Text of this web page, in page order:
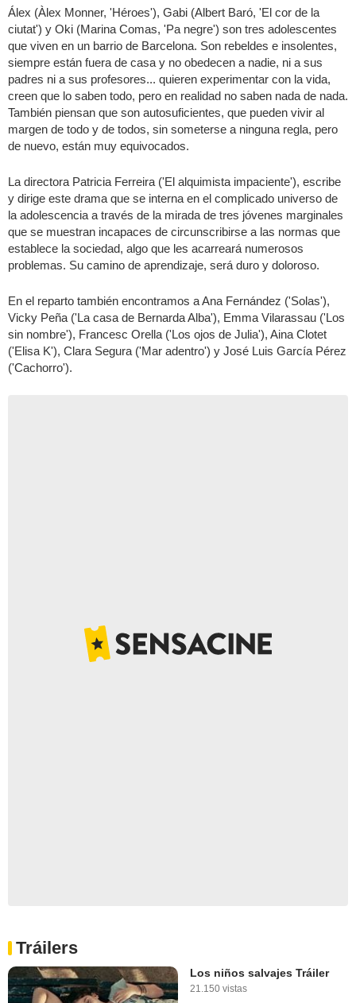
Álex (Àlex Monner, 'Héroes'), Gabi (Albert Baró, 'El cor de la
ciutat') y Oki (Marina Comas, 'Pa negre') son tres adolescentes
que viven en un barrio de Barcelona. Son rebeldes e insolentes,
siempre están fuera de casa y no obedecen a nadie, ni a sus
padres ni a sus profesores... quieren experimentar con la vida,
creen que lo saben todo, pero en realidad no saben nada de nada.
También piensan que son autosuficientes, que pueden vivir al
margen de todo y de todos, sin someterse a ninguna regla, pero
de nuevo, están muy equivocados.
La directora Patricia Ferreira ('El alquimista impaciente'), escribe
y dirige este drama que se interna en el complicado universo de
la adolescencia a través de la mirada de tres jóvenes marginales
que se muestran incapaces de circunscribirse a las normas que
establece la sociedad, algo que les acarreará numerosos
problemas. Su camino de aprendizaje, será duro y doloroso.
En el reparto también encontramos a Ana Fernández ('Solas'),
Vicky Peña ('La casa de Bernarda Alba'), Emma Vilarassau ('Los
sin nombre'), Francesc Orella ('Los ojos de Julia'), Aina Clotet
('Elisa K'), Clara Segura ('Mar adentro') y José Luis García Pérez
('Cachorro').
Tráilers
Los niños salvajes Tráiler
21.150 vistas